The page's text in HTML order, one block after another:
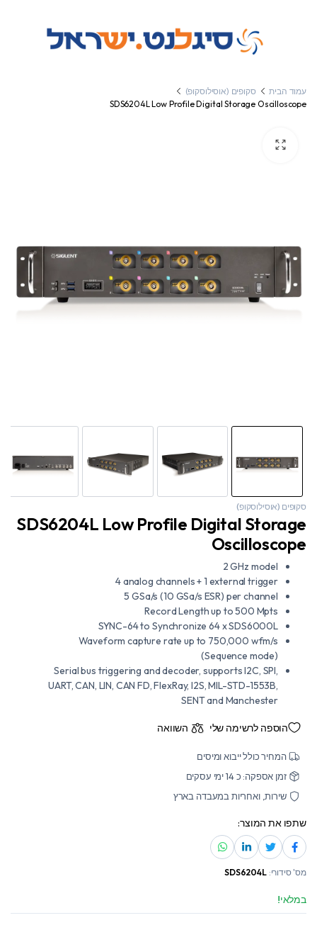
עמוד הבית
סקופים (אוסילוסקופ)
SDS6204L Low Profile Digital Storage Oscilloscope
סקופים (אוסילוסקופ)
SDS6204L Low Profile Digital Storage
Oscilloscope
2 GHz model
4 analog channels + 1 external trigger
5 GSa/s (10 GSa/s ESR) per channel
Record Length up to 500 Mpts
SYNC-64 to Synchronize 64 x SDS6000L
Waveform capture rate up to 750,000 wfm/s
(Sequence mode)
Serial bus triggering and decoder, supports I2C, SPI,
UART, CAN, LIN, CAN FD, FlexRay, I2S, MIL-STD-1553B,
SENT and Manchester
הוספה לרשימה שלי השוואה
המחיר כולל ייבוא ומיסים
זמן אספקה: כ 14 ימי עסקים
שירות, ואחריות במעבדה בארץ
שתפו את המוצר:
מס' סידורי: SDS6204L
במלאי!